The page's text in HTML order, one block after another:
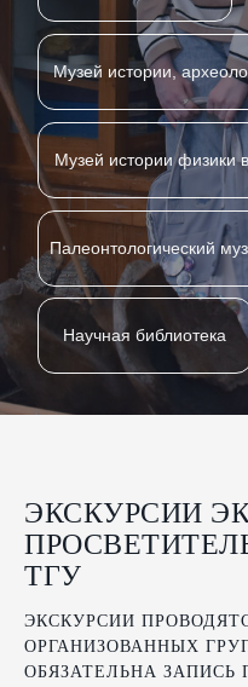
Научная библиотека
Палеонтологический музей
ЭКСКУРСИИ
ТГУ
ЭКСКУРСИИ
ОРГАНИЗОВАННЫХ
ОБЯЗАТЕЛЬНА ЗАПИСЬ